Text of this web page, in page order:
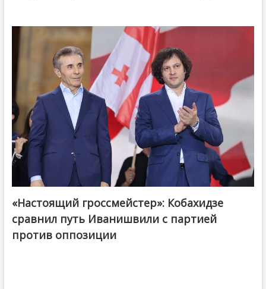
@ქართული ოცნება / Georgian Dream
«Настоящий гроссмейстер»: Кобахидзе
сравнил путь Иванишвили с партией
против оппозиции